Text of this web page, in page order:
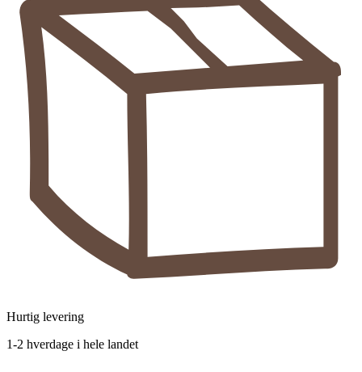
Hurtig levering
1-2 hverdage i hele landet